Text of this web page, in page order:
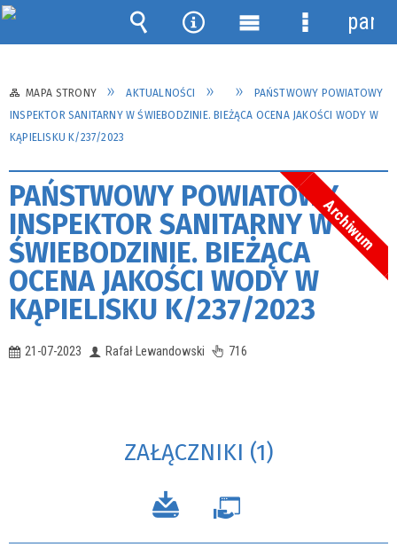
MAPA STRONY AKTUALNOŚCI
PAŃSTWOWY POWIATOWY
INSPEKTOR SANITARNY W ŚWIEBODZINIE. BIEŻĄCA OCENA JAKOŚCI WODY W
KĄPIELISKU K/237/2023
PAŃSTWOWY POWIATOWY
INSPEKTOR SANITARNY W
ŚWIEBODZINIE. BIEŻĄCA
OCENA JAKOŚCI WODY W
KĄPIELISKU K/237/2023
Archiwum
21-07-2023 Rafał Lewandowski 716
ZAŁĄCZNIKI (1)
Wyszukiwarka
Narzędzia
Menu Menu
panel